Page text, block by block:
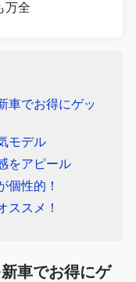
万全
車でお得にゲッ
モデル
をアピール
個性的！
ススメ！
車でお得にゲ